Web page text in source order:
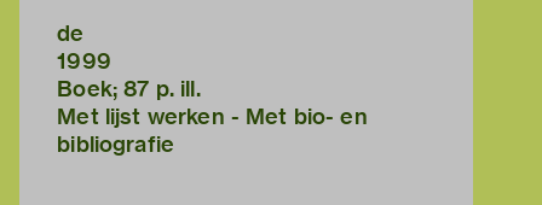
de
1999
Boek; 87 p. ill.
Met lijst werken - Met bio- en
bibliografie